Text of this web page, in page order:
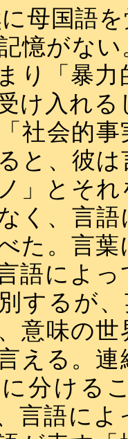
母国語
憶がな
り「暴
け入れ
社会的
と、彼
」とそ
く、言
た。言
語によ
するが
意味の
える。
分ける
言語に